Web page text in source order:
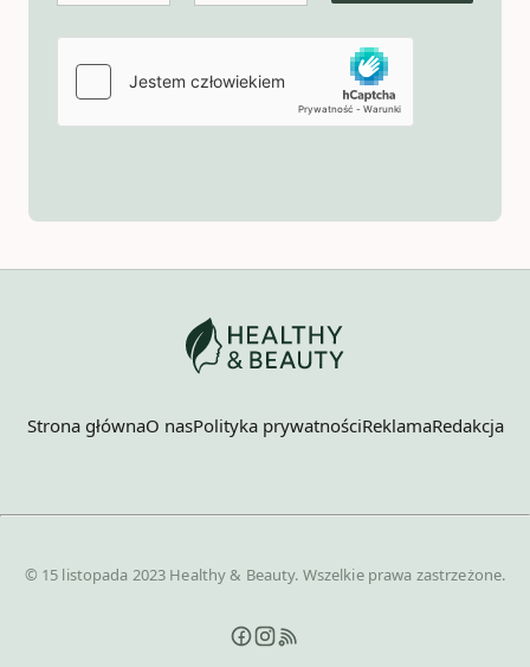
Strona głównaO nasPolityka prywatnościReklamaRedakcja
© 15 listopada 2023 Healthy & Beauty. Wszelkie prawa zastrzeżone.